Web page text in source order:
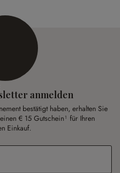
anmelden
bestätigt haben, erhalten Sie
€ 15 Gutschein¹ für Ihren
Einkauf.